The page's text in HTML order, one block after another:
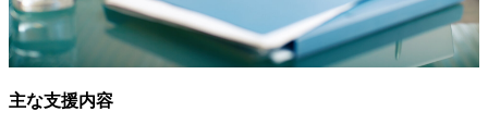
主な支援内容